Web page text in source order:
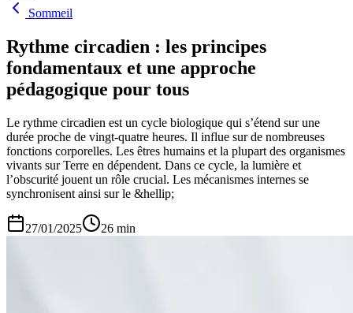
Sommeil
Rythme circadien : les principes
fondamentaux et une approche
pédagogique pour tous
Le rythme circadien est un cycle biologique qui s’étend sur une
durée proche de vingt-quatre heures. Il influe sur de nombreuses
fonctions corporelles. Les êtres humains et la plupart des organismes
vivants sur Terre en dépendent. Dans ce cycle, la lumière et
l’obscurité jouent un rôle crucial. Les mécanismes internes se
synchronisent ainsi sur le &hellip;
27/01/2025 26 min